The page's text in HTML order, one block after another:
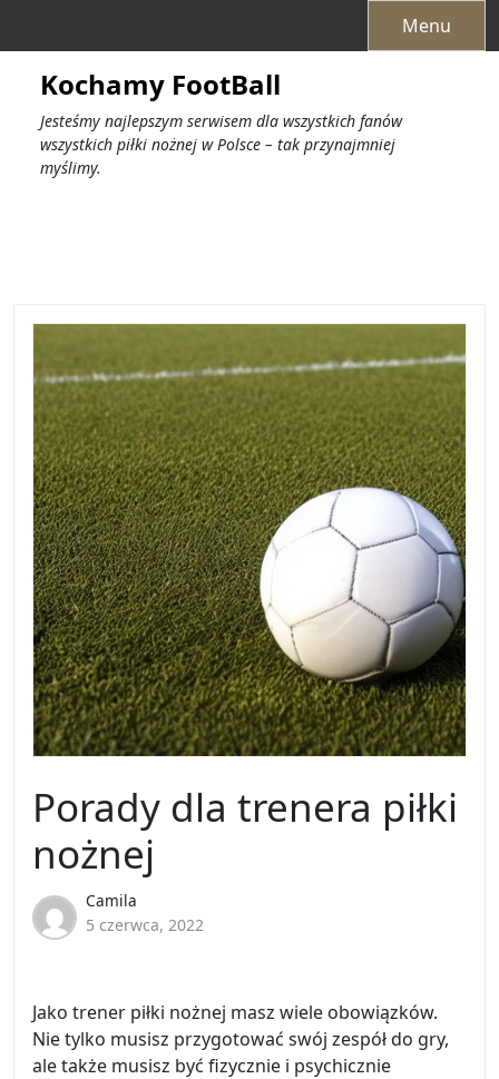
Menu
Kochamy FootBall
Jesteśmy najlepszym serwisem dla wszystkich fanów
wszystkich piłki nożnej w Polsce – tak przynajmniej
myślimy.
Porady dla trenera piłki
nożnej
Camila
5 czerwca, 2022
Jako trener piłki nożnej masz wiele obowiązków.
Nie tylko musisz przygotować swój zespół do gry,
ale także musisz być fizycznie i psychicznie